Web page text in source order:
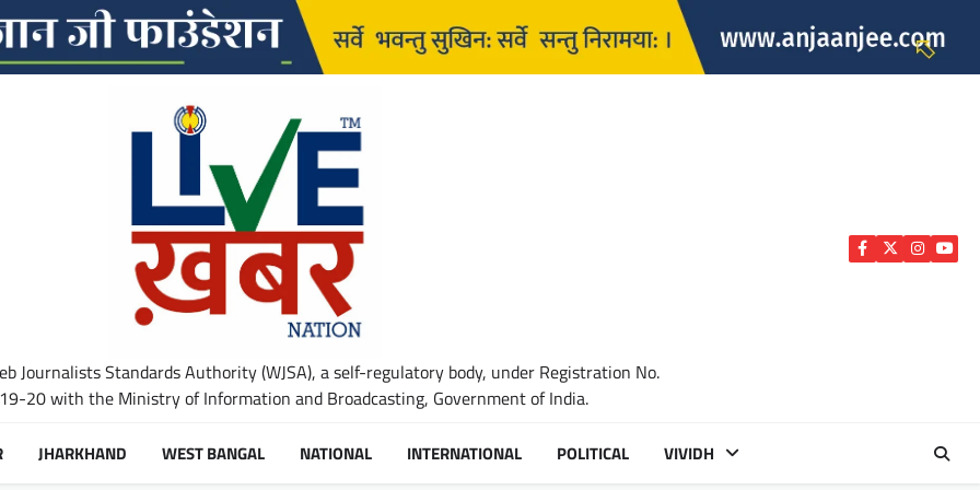
Journalists Standards Authority (WJSA), a self-regulatory body, under Registration No.
20 with the Ministry of Information and Broadcasting, Government of India.
Facebook
Twitter
JHARKHAND WEST BANGAL NATIONAL INTERNATIONAL POLITICAL VIVIDH